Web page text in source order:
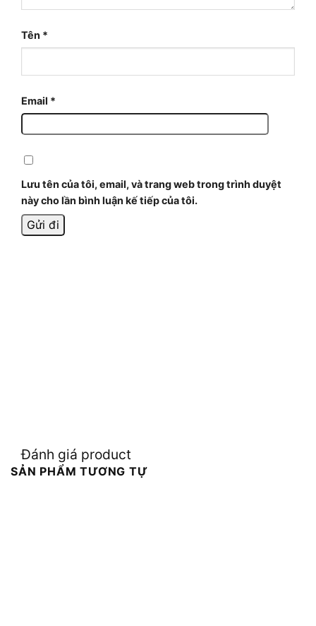
Tên *
Email *
Lưu tên của tôi, email, và trang web trong trình duyệt
này cho lần bình luận kế tiếp của tôi.
Đánh giá product
SẢN PHẨM TƯƠNG TỰ